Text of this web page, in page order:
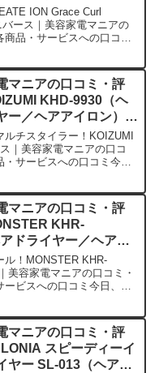
イロン）」を実際に使
直感想
ION Grace Curl
ース｜美容家電マニアの
品・サービスへの口コミ
マニアの口コミ・評
KHD-9930（ヘ
ー／ヘアアイロン）」
ってみた正直感想
チスタイラー！KOIZUMI
｜美容家電マニアの口コ
・サービスへの口コミ今
マニアの口コミ・評
KHR-
ドライヤー／ヘアア
を実際に使ってみた正
ル！MONSTER KHR-
容家電マニアの口コミ・
ビスへの口コミ今日、編
マニアの口コミ・評
スピーディーイ
ヤー SL-013（ヘアド